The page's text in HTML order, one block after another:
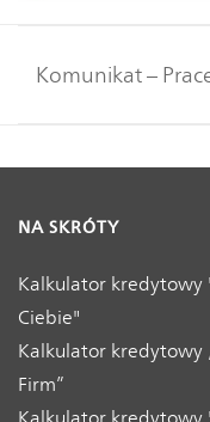
Komunikat –
NA SKRÓTY
Kalkulator kredytowy
Ciebie"
Kalkulator kredytowy
Firm”